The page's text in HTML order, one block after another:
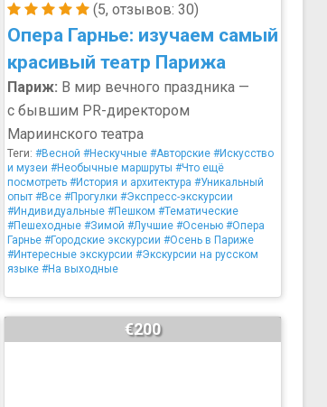
(5, отзывов: 30)
Опера Гарнье: изучаем самый
красивый театр Парижа
Париж: В мир вечного праздника —
с бывшим PR-директором
Мариинского театра
Теги: #Весной #Нескучные #Авторские #Искусство
и музеи #Необычные маршруты #Что ещё
посмотреть #История и архитектура #Уникальный
опыт #Все #Прогулки #Экспресс-экскурсии
#Индивидуальные #Пешком #Тематические
#Пешеходные #Зимой #Лучшие #Осенью #Опера
Гарнье #Городские экскурсии #Осень в Париже
#Интересные экскурсии #Экскурсии на русском
языке #На выходные
€200